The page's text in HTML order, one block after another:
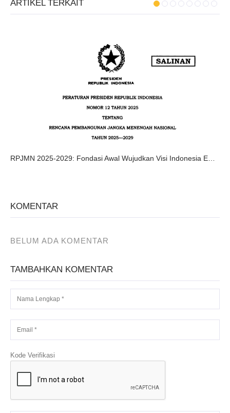
ARTIKEL TERKAIT
KOMENTAR
BELUM ADA KOMENTAR
TAMBAHKAN KOMENTAR
Kode Verifikasi